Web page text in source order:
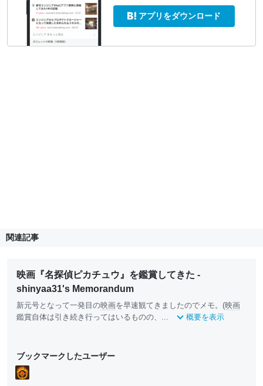
アプリをダウンロード
関連記事
映画『名探偵ピカチュウ』を鑑賞してきた -
shinyaa31's Memorandum
新元号となって一発目の映画を早速観てきましたのでメモ。(映画
鑑賞自体は引き続き行ってはいるものの、...
概要を表示
ブックマークしたユーザー